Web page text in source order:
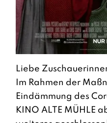
Liebe
Im Rahmen der
Eindämmung des
KINO ALTE MÜHLE